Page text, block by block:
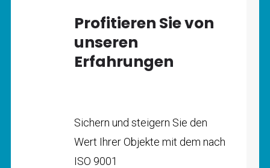
Profitieren Sie von
unseren
Erfahrungen
Sichern und steigern Sie den
Wert Ihrer Objekte mit dem nach
ISO 9001